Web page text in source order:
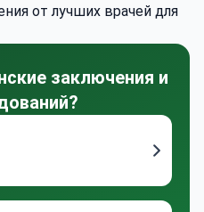
от лучших врачей для
заключения и